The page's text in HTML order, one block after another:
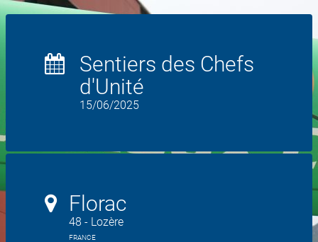
Sentiers des Chefs
d'Unité
15/06/2025
Florac
48 - Lozère
FRANCE